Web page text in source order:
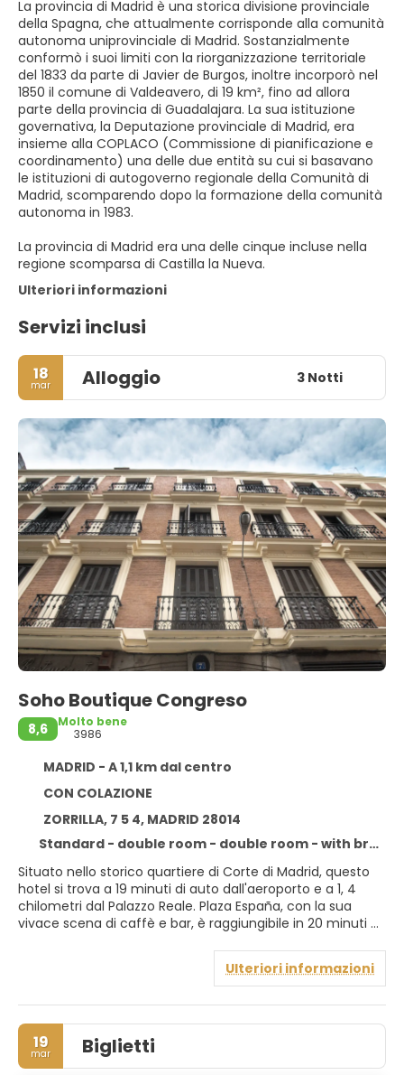
La provincia di Madrid è una storica divisione provinciale
della Spagna, che attualmente corrisponde alla comunità
autonoma uniprovinciale di Madrid. Sostanzialmente
conformò i suoi limiti con la riorganizzazione territoriale
del 1833 da parte di Javier de Burgos, inoltre incorporò nel
1850 il comune di Valdeavero, di 19 km², fino ad allora
parte della provincia di Guadalajara. La sua istituzione
governativa, la Deputazione provinciale di Madrid, era
insieme alla COPLACO (Commissione di pianificazione e
coordinamento) una delle due entità su cui si basavano
le istituzioni di autogoverno regionale della Comunità di
Madrid, scomparendo dopo la formazione della comunità
autonoma in 1983.
La provincia di Madrid era una delle cinque incluse nella
regione scomparsa di Castilla la Nueva.
Ulteriori informazioni
Servizi inclusi
18
mar Alloggio 3 Notti
Soho Boutique Congreso
8,6
Molto bene
3986
MADRID - A 1,1 km dal centro
CON COLAZIONE
ZORRILLA, 7 5 4, MADRID 28014
Standard - double room - double room - with breakfast : with breakfast
Situato nello storico quartiere di Corte di Madrid, questo
hotel si trova a 19 minuti di auto dall'aeroporto e a 1, 4
chilometri dal Palazzo Reale. Plaza España, con la sua
vivace scena di caffè e bar, è raggiungibile in 20 minuti a
gustare una deliziosa colazione a buffet, oltre a una
caffetteria e un bar per rilassarsi con un drink. Le camere,
moderne e spaziose, vantano un arredamento elegante,
mobili raffinati e lussuosi bagni privati con asciugacapelli
e macchina per il caffè, garantendo un soggiorno
confortevole e pratico. Soho Hotels è inoltre orgoglioso di
Ulteriori informazioni
19
mar Biglietti